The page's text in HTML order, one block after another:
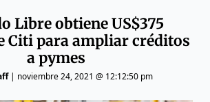
Libre obtiene US$375
Citi para ampliar créditos
a pymes
| noviembre 24, 2021 @ 12:12:50 pm